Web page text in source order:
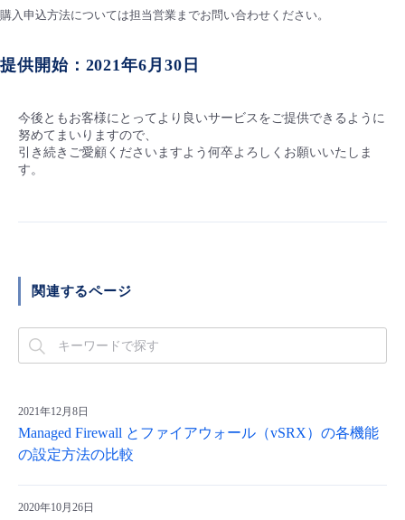
- vUTM2
購入申込方法については担当営業までお問い合わせください。
提供開始：2021年6月30日
今後ともお客様にとってより良いサービスをご提供できるように
努めてまいりますので、
引き続きご愛顧くださいますよう何卒よろしくお願いいたしま
す。
関連するページ
2021年12月8日
Managed Firewall とファイアウォール（vSRX）の各機能
の設定方法の比較
2020年10月26日